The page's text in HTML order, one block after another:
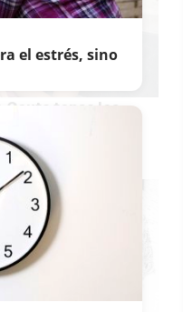
Ceuta tensa los
y otras
el estrés, sino